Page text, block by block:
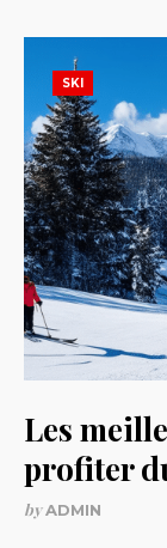
SKI
Les
profiter
byADMIN